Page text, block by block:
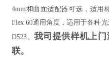
4mm和曲面适配器可选，适用
Flex 60通用角度，适用于各种
D523。我司提供样机上
联。